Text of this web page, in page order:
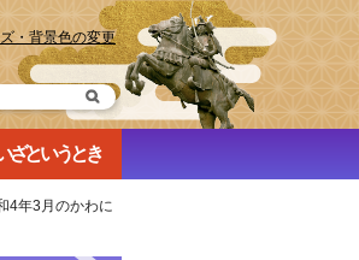
・背景色の変更
ざというとき
4年3月のかわに